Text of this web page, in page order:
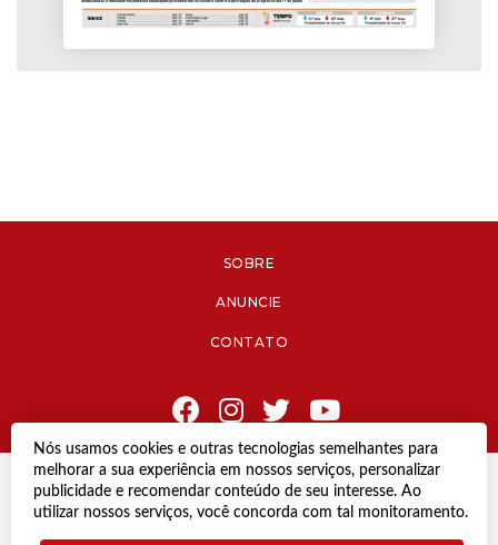
Nós usamos cookies e outras tecnologias semelhantes para
melhorar a sua experiência em nossos serviços, personalizar
publicidade e recomendar conteúdo de seu interesse. Ao
utilizar nossos serviços, você concorda com tal monitoramento.
SOBRE
ANUNCIE
CONTATO
© Copyright 2021 Diário de Jacareí.
Todos os direitos reservados.